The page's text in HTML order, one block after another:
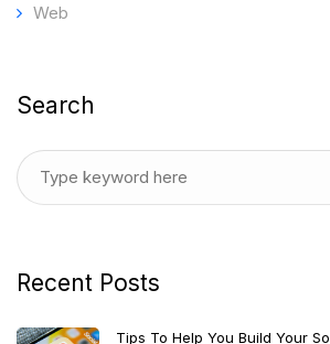
Web
Search
Recent Posts
Tips To Help You Build Your